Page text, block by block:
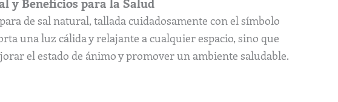
de sal natural, tallada cuidadosamente con el símbolo
una luz cálida y relajante a cualquier espacio, sino que
el estado de ánimo y promover un ambiente saludable.